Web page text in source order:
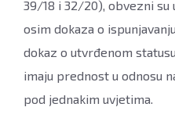
39/18 i 32/20), obvezni su
osim dokaza o
dokaz o utvrđenom
imaju prednost u odnosu
pod jednakim uvjetima.